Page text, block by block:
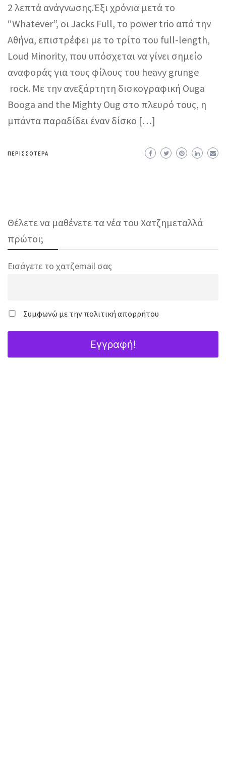
2 λεπτά ανάγνωσης.Έξι χρόνια μετά το
“Whatever”, οι Jacks Full, το power trio από την
Αθήνα, επιστρέφει με το τρίτο του full-length,
Loud Minority, που υπόσχεται να γίνει σημείο
αναφοράς για τους φίλους του heavy grunge
rock. Με την ανεξάρτητη δισκογραφική Ouga
Booga and the Mighty Oug στο πλευρό τους, η
μπάντα παραδίδει έναν δίσκο […]
ΠΕΡΙΣΣΌΤΕΡΑ
Θέλετε να μαθένετε τα νέα του Χατζημεταλλά
πρώτοι;
Εισάγετε το χατζemail σας
Συμφωνώ με την πολιτική απορρήτου